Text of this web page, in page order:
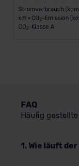
Stromverbrauch
km • CO 2-Emission
CO 2-Klasse A
FAQ
Häufig
1. Wie läuft